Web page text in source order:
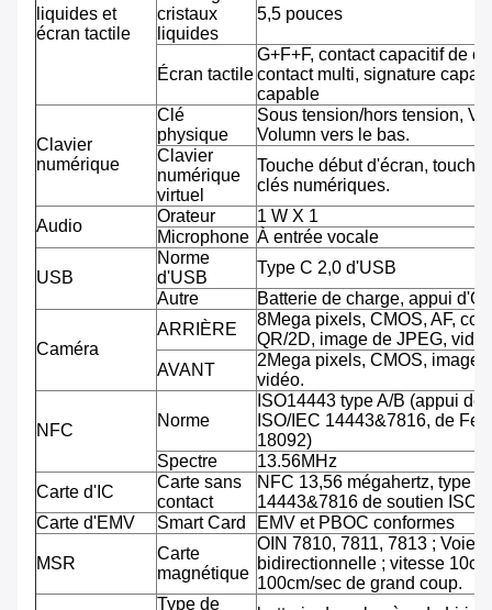
liquides et
écran tactile
cristaux
liquides
5,5 pouces
Écran tactile
G+F+F, contact capacitif de
contact multi, signature
capable
Clavier
numérique
Clé
physique
Sous tension/hors tension,
Volumn vers le bas.
Clavier
numérique
virtuel
Touche début d'écran, touche
clés numériques.
Audio
Orateur
1 W X 1
Microphone À entrée vocale
USB
Norme
d'USB
Type C 2,0 d'USB
Autre
Batterie de charge, appui
Caméra
ARRIÈRE
8Mega pixels, CMOS, AF,
QR/2D, image de JPEG,
AVANT
2Mega pixels, CMOS, image
vidéo.
NFC
Norme
ISO14443 type A/B (appui de
ISO/IEC 14443&7816, de
18092)
Spectre
13.56MHz
Carte d'IC
Carte sans
contact
NFC 13,56 mégahertz, type
14443&7816 de soutien ISO/
Carte d'EMV
Smart Card EMV et PBOC conformes
MSR
Carte
magnétique
OIN 7810, 7811, 7813 ; Voie
bidirectionnelle ; vitesse
100cm/sec de grand coup.
Type de